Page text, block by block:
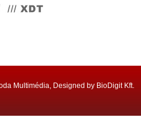
Multimédia, Designed by BioDigit Kft.